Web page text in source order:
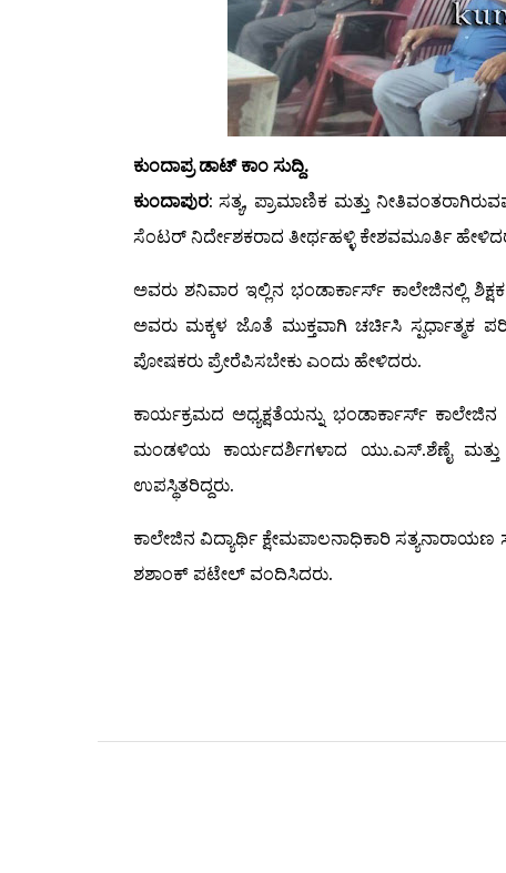
ಕುಂದಾಪ್ರ ಡಾಟ್ ಕಾಂ ಸುದ್ದಿ.
ಕುಂದಾಪುರ: ಸತ್ಯ, ಪ್ರಾಮಾಣಿಕ ಮತ್ತು
ಸೆಂಟರ್ ನಿರ್ದೇಶಕರಾದ ತೀರ್ಥಹಳ್ಳಿ ಕೇಶವಮೂರ್ತಿ
ಅವರು ಶನಿವಾರ ಇಲ್ಲಿನ ಭಂಡಾರ್ಕಾರ್ಸ್ ಕಾಲೇಜಿನಲ್ಲಿ
ಅವರು ಮಕ್ಕಳ ಜೊತೆ ಮುಕ್ತವಾಗಿ ಚರ್ಚಿಸಿ ಸ್ಪರ್ಧಾತ್ಮಕ
ಪೋಷಕರು ಪ್ರೇರೆಪಿಸಬೇಕು ಎಂದು ಹೇಳಿದರು.
ಕಾರ್ಯಕ್ರಮದ ಅಧ್ಯಕ್ಷತೆಯನ್ನು ಭಂಡಾರ್ಕಾರ್ಸ್
ಮಂಡಳಿಯ ಕಾರ್ಯದರ್ಶಿಗಳಾದ ಯು.ಎಸ್.ಶೆಣೈ ಮತ್ತು
ಉಪಸ್ಥಿತರಿದ್ದರು.
ಕಾಲೇಜಿನ ವಿದ್ಯಾರ್ಥಿ ಕ್ಷೇಮಪಾಲನಾಧಿಕಾರಿ
ಶಶಾಂಕ್ ಪಟೇಲ್ ವಂದಿಸಿದರು.